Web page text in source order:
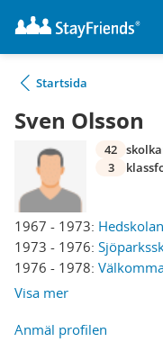
Startsida
Sven Olsson
1967 - 1973:
1973 - 1976:
1976 - 1978:
Visa mer
42
3
Anmäl profilen